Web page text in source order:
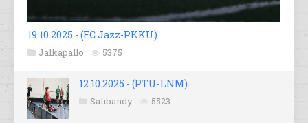
19.10.2025 - (FC Jazz-PKKU)
Jalkapallo 5375
12.10.2025 - (PTU-LNM)
Salibandy 5523